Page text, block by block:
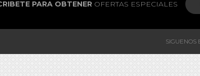
PARA OBTENEROFERTAS ESPECIALES
SIGUENOS